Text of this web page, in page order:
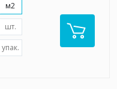
м2
шт.
упак.